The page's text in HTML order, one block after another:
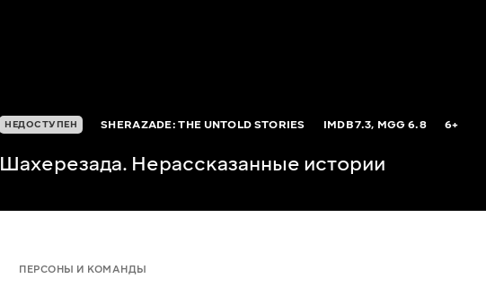
НЕДОСТУПЕН SHERAZADE: THE UNTOLD STORIES IMDB7.3, MGG6.8 6+
Шахерезада. Нерассказанные истории
ПЕРСОНЫ И КОМАНДЫ